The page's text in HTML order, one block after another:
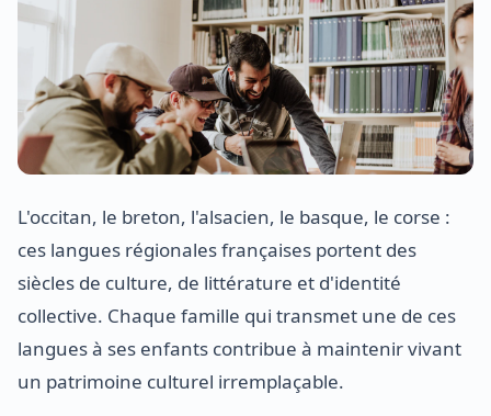
L'occitan, le breton, l'alsacien, le basque, le corse :
ces langues régionales françaises portent des
siècles de culture, de littérature et d'identité
collective. Chaque famille qui transmet une de ces
langues à ses enfants contribue à maintenir vivant
un patrimoine culturel irremplaçable.